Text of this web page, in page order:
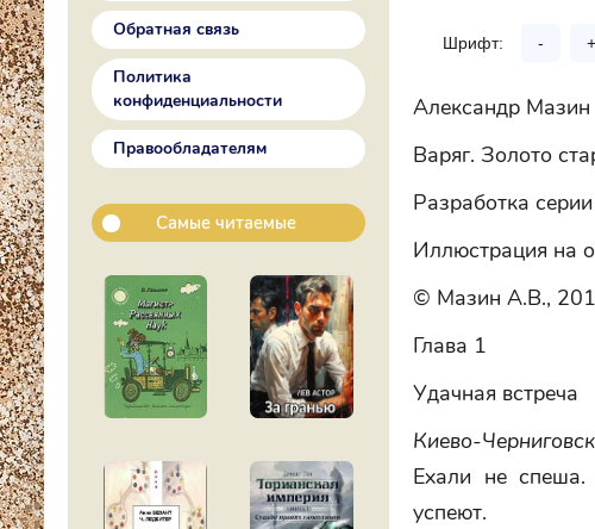
Обратная связь
Политика
конфиденциальности
Правообладателям
Самые читаемые
Шрифт: - +
Александр Мазин
Варяг. Золото
Разработка серии
Иллюстрация на
© Мазин А.В.,
Глава 1
Удачная встреча
Киево-
Ехали не спеша.
успеют.